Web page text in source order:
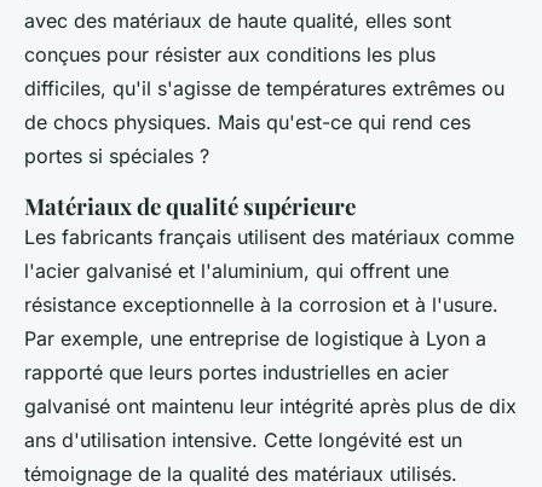
avec des matériaux de haute qualité, elles sont
conçues pour résister aux conditions les plus
difficiles, qu'il s'agisse de températures extrêmes ou
de chocs physiques. Mais qu'est-ce qui rend ces
portes si spéciales ?
Matériaux de qualité supérieure
Les fabricants français utilisent des matériaux comme
l'acier galvanisé et l'aluminium, qui offrent une
résistance exceptionnelle à la corrosion et à l'usure.
Par exemple, une entreprise de logistique à Lyon a
rapporté que leurs portes industrielles en acier
galvanisé ont maintenu leur intégrité après plus de dix
ans d'utilisation intensive. Cette longévité est un
témoignage de la qualité des matériaux utilisés.